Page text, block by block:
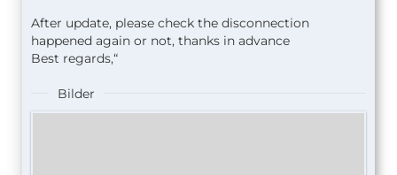
After update, please check the disconnection
happened again or not, thanks in advance
Best regards,“
Bilder